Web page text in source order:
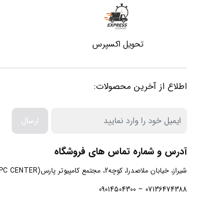
تحویل اکسپرس
اطلاع از آخرین محصولات:
ارسال
آدرس و شماره تماس های فروشگاه
شیراز، خیابان ملاصدرا، کوچه2، مجتمع کامپیوتر پارس(PC CENTER)، واحد 103
07136474388 – 09014504300